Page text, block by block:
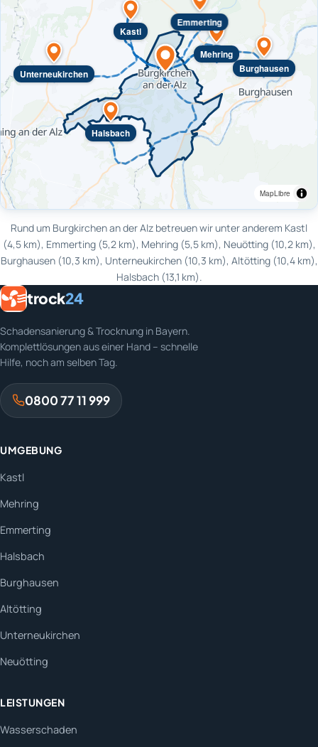
Kastl
Mehring
Emmerting
Halsbach
Burghausen
Unterneukirchen
MapLibre
Rund um Burgkirchen an der Alz betreuen wir unter anderem Kastl
(4,5 km), Emmerting (5,2 km), Mehring (5,5 km), Neuötting (10,2 km),
Burghausen (10,3 km), Unterneukirchen (10,3 km), Altötting (10,4 km),
Halsbach (13,1 km).
trock24
Schadensanierung & Trocknung in Bayern.
Komplettlösungen aus einer Hand – schnelle
Hilfe, noch am selben Tag.
0800 77 11 999
UMGEBUNG
Kastl
Mehring
Emmerting
Halsbach
Burghausen
Altötting
Unterneukirchen
Neuötting
LEISTUNGEN
Wasserschaden